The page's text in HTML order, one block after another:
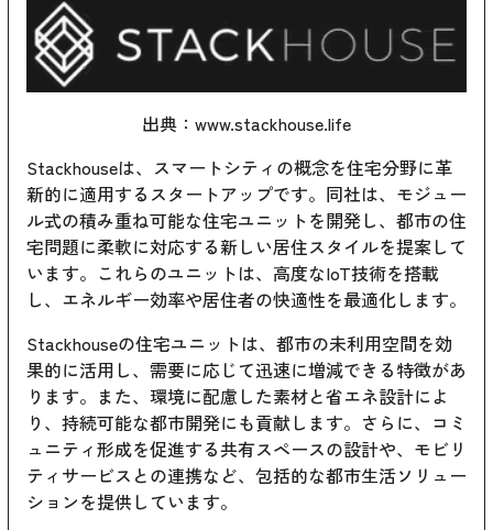
出典： www.stackhouse.life
Stackhouseは、スマートシティの概念を住宅分野に革
新的に適用するスタートアップです。同社は、モジュー
ル式の積み重ね可能な住宅ユニットを開発し、都市の住
宅問題に柔軟に対応する新しい居住スタイルを提案して
います。これらのユニットは、高度なIoT技術を搭載
し、エネルギー効率や居住者の快適性を最適化します。
Stackhouseの住宅ユニットは、都市の未利用空間を効
果的に活用し、需要に応じて迅速に増減できる特徴があ
ります。また、環境に配慮した素材と省エネ設計によ
り、持続可能な都市開発にも貢献します。さらに、コミ
ュニティ形成を促進する共有スペースの設計や、モビリ
ティサービスとの連携など、包括的な都市生活ソリュー
ションを提供しています。